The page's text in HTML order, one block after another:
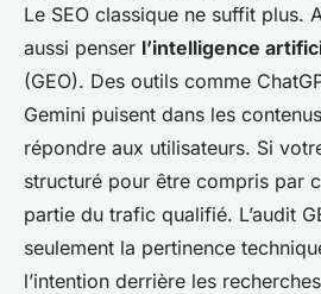
Le SEO classique ne suffit plus.
aussi penser l’intelligence
(GEO). Des outils comme
Gemini puisent dans les
répondre aux utilisateurs. Si
structuré pour être compris par
partie du trafic qualifié. L’audit
seulement la pertinence
l’intention derrière les